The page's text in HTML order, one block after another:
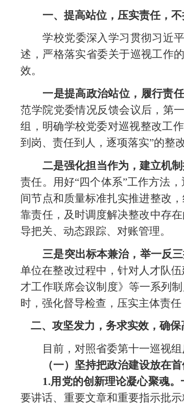
一、提高站位，压实责任，
学校党委深入学习贯彻习近
述，严格落实省委关于巡视工作
效。
一是提高政治站位，履行责任
范学院党委情况反馈会议后，第
组，明确学校党委对巡视整改工
到岗、责任到人，逐项落实”的整
二是强化担当作为，建立机
责任。用好“四个体系”工作方法
间节点和质量标准扎实推进整改
靠责任，及时调度解决整改中存
导把关、动态跟踪、对账管理。
三是突出标本兼治，举一反三
单位在整改过程中，针对人才队
才工作联席会议制度》等一系列
时，强化督导检查，压实主体责
二、攻坚发力，务求实效，确
目前，对照省委第十一巡视
（一）坚持把政治建设放在
1.用党的创新理论凝心聚魂。
要讲话、重要文章和重要指示批